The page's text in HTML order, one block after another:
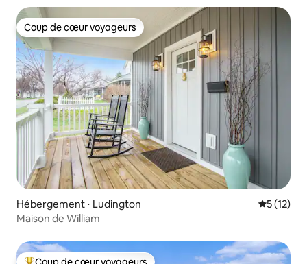
Coup de cœur voyageurs
Coup de cœur voyageurs
Hébergement ⋅ Ludington
5 (12)
Maison de William